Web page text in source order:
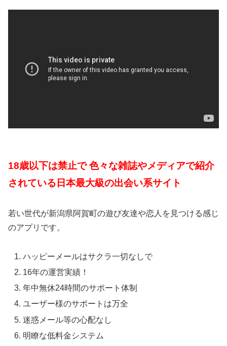
18歳以下は禁止で 色々な雑誌やメディアで紹介
されている日本最大級の出会い系サイト
若い世代が新潟県阿賀町の遊び友達や恋人を見つける感じ
のアプリです。
ハッピーメールはサクラ一切なしで
16年の運営実績！
年中無休24時間のサポート体制
ユーザー様のサポートは万全
迷惑メール等の心配なし
明瞭な低料金システム